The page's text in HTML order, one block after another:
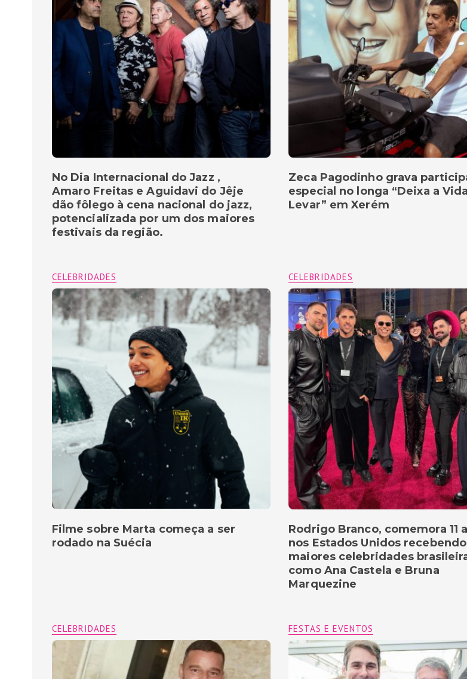
Zeca Pagodinho grava
especial no longa “Deixa a
Levar” em Xerém
No Dia Internacional do Jazz ,
Amaro Freitas e Aguidavi do Jêje
dão fôlego à cena nacional do jazz,
potencializada por um dos maiores
festivais da região.
CELEBRIDADES
Rodrigo Branco, comemora 11
nos Estados Unidos
maiores celebridades
como Ana Castela e Bruna
Marquezine
CELEBRIDADES
Filme sobre Marta começa a ser
rodado na Suécia
FESTAS E EVENTOS
CELEBRIDADES